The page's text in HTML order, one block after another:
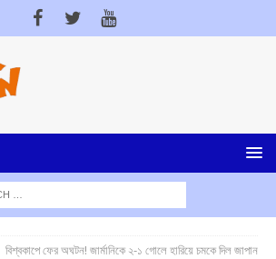
বিশ্বকাপে ফের অঘটন! জার্মানিকে ২-১ গোলে হারিয়ে চমকে দিল জাপান